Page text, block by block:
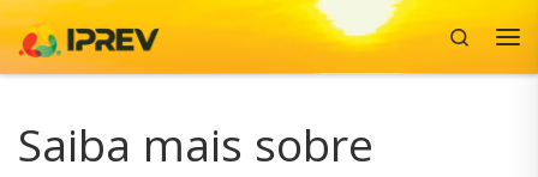
Skip to content
Search
Saiba mais sobre